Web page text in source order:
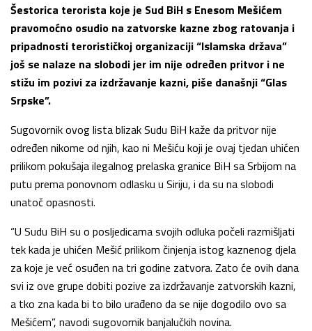
Šestorica terorista koje je Sud BiH s Enesom Mešićem
pravomoćno osudio na zatvorske kazne zbog ratovanja i
pripadnosti terorističkoj organizaciji “Islamska država”
još se nalaze na slobodi jer im nije određen pritvor i ne
stižu im pozivi za izdržavanje kazni, piše današnji “Glas
Srpske”.
Sugovornik ovog lista blizak Sudu BiH kaže da pritvor nije
određen nikome od njih, kao ni Mešiću koji je ovaj tjedan uhićen
prilikom pokušaja ilegalnog prelaska granice BiH sa Srbijom na
putu prema ponovnom odlasku u Siriju, i da su na slobodi
unatoč opasnosti.
“U Sudu BiH su o posljedicama svojih odluka počeli razmišljati
tek kada je uhićen Mešić prilikom činjenja istog kaznenog djela
za koje je već osuđen na tri godine zatvora. Zato će ovih dana
svi iz ove grupe dobiti pozive za izdržavanje zatvorskih kazni,
a tko zna kada bi to bilo urađeno da se nije dogodilo ovo sa
Mešićem”, navodi sugovornik banjalučkih novina.